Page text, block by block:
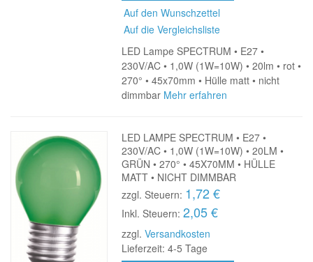
Auf den Wunschzettel
Auf die Vergleichsliste
LED Lampe SPECTRUM • E27 •
230V/AC • 1,0W (1W=10W) • 20lm • rot •
270° • 45x70mm • Hülle matt • nicht
dimmbar Mehr erfahren
LED LAMPE SPECTRUM • E27 •
230V/AC • 1,0W (1W=10W) • 20LM •
GRÜN • 270° • 45X70MM • HÜLLE
MATT • NICHT DIMMBAR
zzgl. Steuern: 1,72 €
Inkl. Steuern: 2,05 €
zzgl.Versandkosten
Lieferzeit: 4-5 Tage